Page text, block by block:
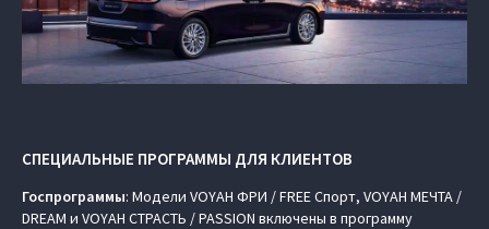
СПЕЦИАЛЬНЫЕ ПРОГРАММЫ ДЛЯ КЛИЕНТОВ
Госпрограммы: Модели VOYAH ФРИ / FREE Спорт, VOYAH МЕЧТА /
DREAM и VOYAH СТРАСТЬ / PASSION включены в программу